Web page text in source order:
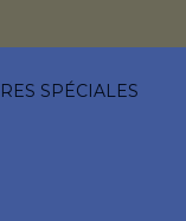
SPÉCIALES